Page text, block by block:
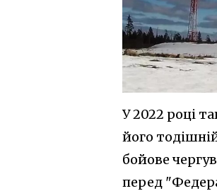
У 2022 році
його
бойове
перед